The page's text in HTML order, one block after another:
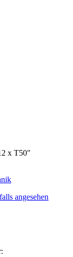
x T50"
angesehen